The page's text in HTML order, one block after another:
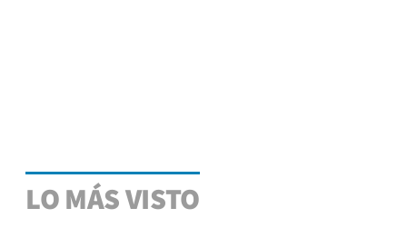
LO MÁS VISTO